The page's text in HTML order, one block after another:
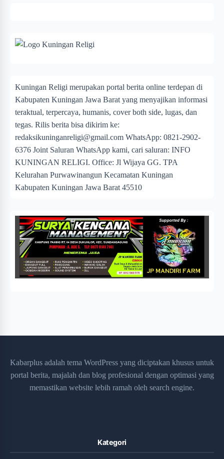
Kuningan Religi merupakan portal berita online terdepan di
Kabupaten Kuningan Jawa Barat yang menyajikan informasi
teraktual, terpercaya, humanis, cover both side, lugas, dan
tegas. Rilis berita bisa dikirim ke:
redaksikuninganreligi@gmail.com WhatsApp: 0821-2902-
6376 Joint Saluran WhatsApp kami, cari saluran: INFO
KUNINGAN RELIGI. Office: Jl Wijaya GG. TPA
Kelurahan Purwawinangun Kecamatan Kuningan
Kabupaten Kuningan Jawa Barat 45510
Kabarplus adalah tema WordPress yang diciptakan khusus untuk
portal berita, majalah dan blog profesional dengan optimasi yang
memastikan website lebih ramah oleh search engine.
Kategori